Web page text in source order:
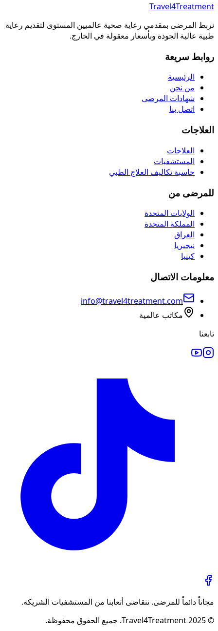
Travel4Treatment
نربط المرضى بمقدمي رعاية صحية عالميين المستوى لتقديم رعاية
طبية عالية الجودة وبأسعار معقولة في الخارج.
روابط سريعة
الرئيسية
من نحن
شهادات المرضى
اتصل بنا
العلاجات
العلاجات
المستشفيات
حاسبة تكاليف العلاج الطبي
للمرضى من
الولايات المتحدة
المملكة المتحدة
العراق
نيجيريا
كينيا
معلومات الاتصال
info@travel4treatment.com
مكاتب عالمية
تابعنا
مجاناً دائماً للمرضى. نتقاضى أتعابنا من المستشفيات الشريكة.
© 2025 Travel4Treatment. جميع الحقوق محفوظة.